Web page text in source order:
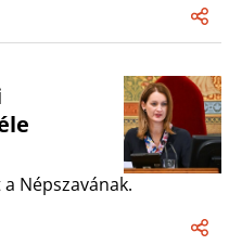
Népszavának.